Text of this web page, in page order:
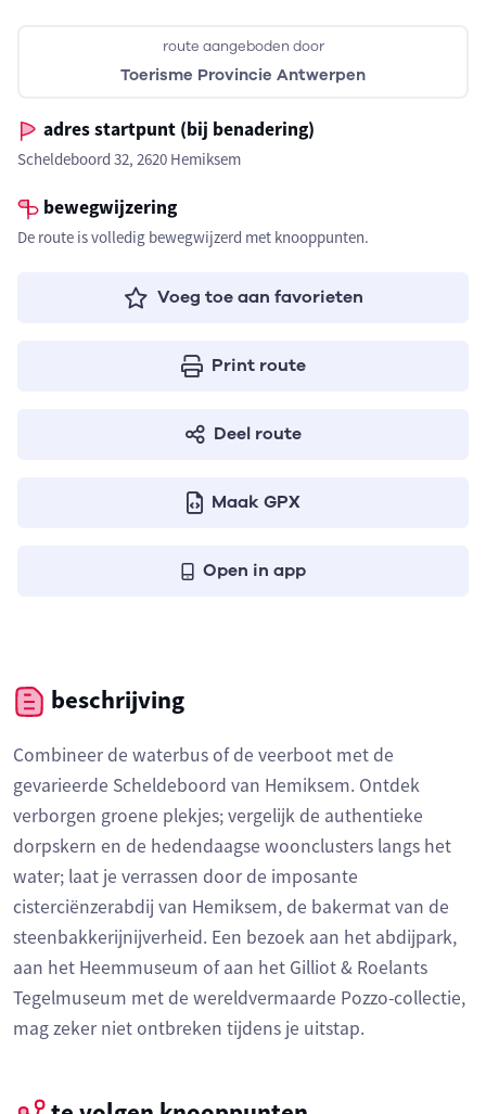
route aangeboden door
Toerisme Provincie Antwerpen
adres startpunt (bij benadering)
Scheldeboord 32, 2620 Hemiksem
bewegwijzering
De route is volledig bewegwijzerd met knooppunten.
Voeg toe aan favorieten
Print route
Deel route
Maak GPX
Open in app
beschrijving
Combineer de waterbus of de veerboot met de
gevarieerde Scheldeboord van Hemiksem. Ontdek
verborgen groene plekjes; vergelijk de authentieke
dorpskern en de hedendaagse woonclusters langs het
water; laat je verrassen door de imposante
cisterciënzerabdij van Hemiksem, de bakermat van de
steenbakkerijnijverheid. Een bezoek aan het abdijpark,
aan het Heemmuseum of aan het Gilliot & Roelants
Tegelmuseum met de wereldvermaarde Pozzo-collectie,
mag zeker niet ontbreken tijdens je uitstap.